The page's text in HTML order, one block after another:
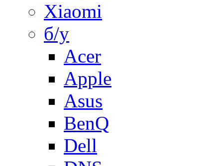
Xiaomi
б/у
Acer
Apple
Asus
BenQ
Dell